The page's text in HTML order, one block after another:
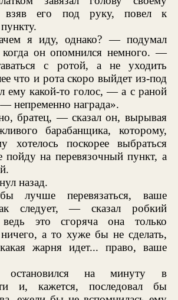
взяв его под руку, повел к
я иду, однако? — подумал
когда он опомнился немного. —
с ротой, а не уходить
что и рота скоро выйдет из-под
какой-то голос, — а с раной
— непременно награда».
братец, — сказал он, вырывая
барабанщика, которому,
хотелось поскорее выбраться
на перевязочный пункт, а
назад.
перевязаться, ваше
следует, — сказал робкий
это сгоряча она только
а то хуже бы не сделать,
жарня идет... право, ваше
остановился на минуту в
и, кажется, последовал бы